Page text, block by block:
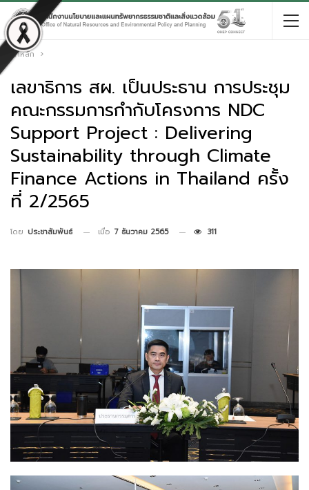
หน้าหลัก
เลขาธิการ สผ. เป็นประธาน การประชุม
คณะกรรมการกํากับโครงการ NDC
Support Project : Delivering
Sustainability through Climate
Finance Actions in Thailand ครั้ง
ที่ 2/2565
โดย ประชาสัมพันธ์ เมื่อ 7 ธันวาคม 2565 311